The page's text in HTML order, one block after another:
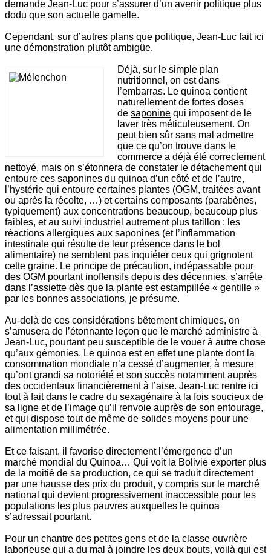
demande Jean-Luc pour s’assurer d’un avenir politique plus
dodu que son actuelle gamelle.
Cependant, sur d’autres plans que politique, Jean-Luc fait ici
une démonstration plutôt ambigüe.
Déjà, sur le simple plan
nutritionnel, on est dans
l’embarras. Le quinoa contient
naturellement de fortes doses
de saponine qui imposent de le
laver très méticuleusement. On
peut bien sûr sans mal admettre
que ce qu’on trouve dans le
commerce a déjà été correctement
nettoyé, mais on s’étonnera de constater le détachement qui
entoure ces saponines du quinoa d’un côté et de l’autre,
l’hystérie qui entoure certaines plantes (OGM, traitées avant
ou après la récolte, …) et certains composants (parabènes,
typiquement) aux concentrations beaucoup, beaucoup plus
faibles, et au suivi industriel autrement plus tatillon : les
réactions allergiques aux saponines (et l’inflammation
intestinale qui résulte de leur présence dans le bol
alimentaire) ne semblent pas inquiéter ceux qui grignotent
cette graine. Le principe de précaution, indépassable pour
des OGM pourtant inoffensifs depuis des décennies, s’arrête
dans l’assiette dès que la plante est estampillée « gentille »
par les bonnes associations, je présume.
Au-delà de ces considérations bêtement chimiques, on
s’amusera de l’étonnante leçon que le marché administre à
Jean-Luc, pourtant peu susceptible de le vouer à autre chose
qu’aux gémonies. Le quinoa est en effet une plante dont la
consommation mondiale n’a cessé d’augmenter, à mesure
qu’ont grandi sa notoriété et son succès notamment auprès
des occidentaux financièrement à l’aise. Jean-Luc rentre ici
tout à fait dans le cadre du sexagénaire à la fois soucieux de
sa ligne et de l’image qu’il renvoie auprès de son entourage,
et qui dispose tout de même de solides moyens pour une
alimentation millimétrée.
Et ce faisant, il favorise directement l’émergence d’un
marché mondial du Quinoa… Qui voit la Bolivie exporter plus
de la moitié de sa production, ce qui se traduit directement
par une hausse des prix du produit, y compris sur le marché
national qui devient progressivement inaccessible pour les
populations les plus pauvres auxquelles le quinoa
s’adressait pourtant.
Pour un chantre des petites gens et de la classe ouvrière
laborieuse qui a du mal à joindre les deux bouts, voilà qui est